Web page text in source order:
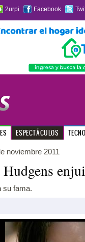
2urpi Facebook
ESPECTÁCULOS
noviembre 2011
Hudgens
su fama.